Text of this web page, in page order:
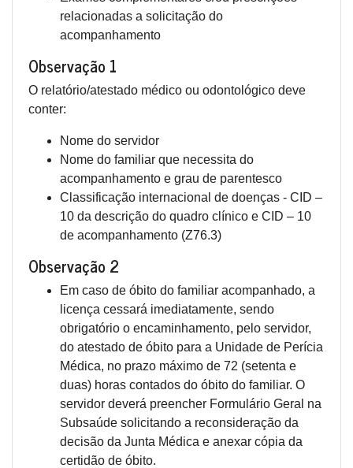
relacionadas a solicitação do
acompanhamento
Observação 1
O relatório/atestado médico ou odontológico deve
conter:
Nome do servidor
Nome do familiar que necessita do
acompanhamento e grau de parentesco
Classificação internacional de doenças - CID –
10 da descrição do quadro clínico e CID – 10
de acompanhamento (Z76.3)
Observação 2
Em caso de óbito do familiar acompanhado, a
licença cessará imediatamente, sendo
obrigatório o encaminhamento, pelo servidor,
do atestado de óbito para a Unidade de Perícia
Médica, no prazo máximo de 72 (setenta e
duas) horas contados do óbito do familiar. O
servidor deverá preencher Formulário Geral na
Subsaúde solicitando a reconsideração da
decisão da Junta Médica e anexar cópia da
certidão de óbito.